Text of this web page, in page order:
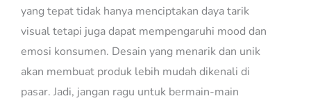
yang tepat tidak hanya menciptakan daya tarik
visual tetapi juga dapat mempengaruhi mood dan
emosi konsumen. Desain yang menarik dan unik
akan membuat produk lebih mudah dikenali di
pasar. Jadi, jangan ragu untuk bermain-main